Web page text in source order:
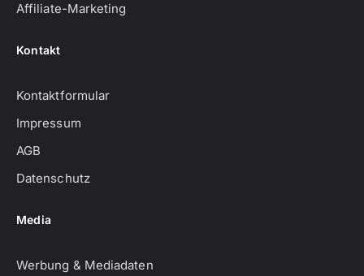
Affiliate-Marketing
Kontakt
Kontaktformular
Impressum
AGB
Datenschutz
Media
Werbung & Mediadaten